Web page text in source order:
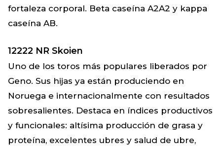
fortaleza corporal. Beta caseína A2A2 y kappa
caseína AB.
12222 NR Skoien
Uno de los toros más populares liberados por
Geno. Sus hijas ya están produciendo en
Noruega e internacionalmente con resultados
sobresalientes. Destaca en índices productivos
y funcionales: altísima producción de grasa y
proteína, excelentes ubres y salud de ubre,